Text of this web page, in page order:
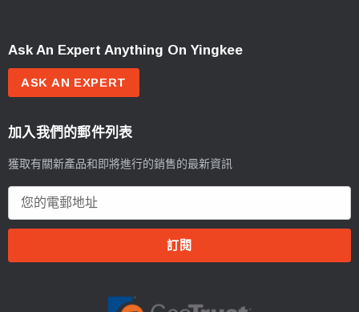
Ask An Expert Anything On Yingkee
ASK AN EXPERT
加入我們的郵件列表
獲取有關新產品和即將進行的銷售的最新資訊
郵